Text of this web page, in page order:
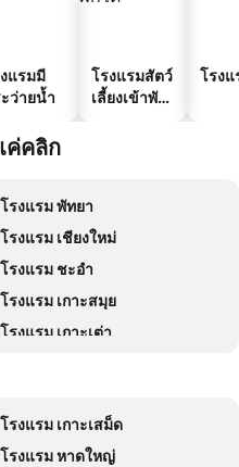
แรมมี
ว่ายน้ำ
โรงแรมสัตว์
เลี้ยงเข้าพัก
โรง
ค่คลิก
โรงแรม พัทยา
โรงแรม เชียงใหม่
โรงแรม ชะอำ
โรงแรม เกาะสมุย
โรงแรม เกาะเต่า
โรงแรม เกาะเสม็ด
โรงแรม หาดใหญ่